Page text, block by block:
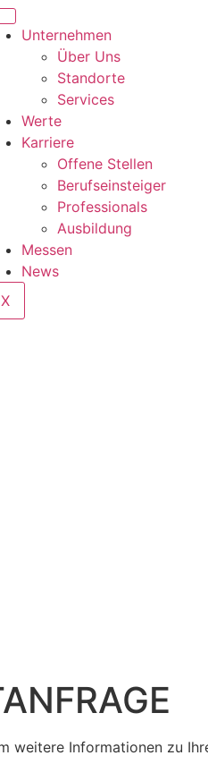
Unternehmen
Über Uns
Standorte
Services
Werte
Karriere
Offene Stellen
Berufseinsteiger
Professionals
Ausbildung
Messen
News
X
weitere Informationen zu